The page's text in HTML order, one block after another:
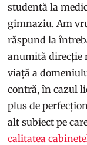
studentă la
gimnaziu. Am
răspund la
anumită direcție
viață a
contră, în cazul
plus de
alt subiect pe
calitatea